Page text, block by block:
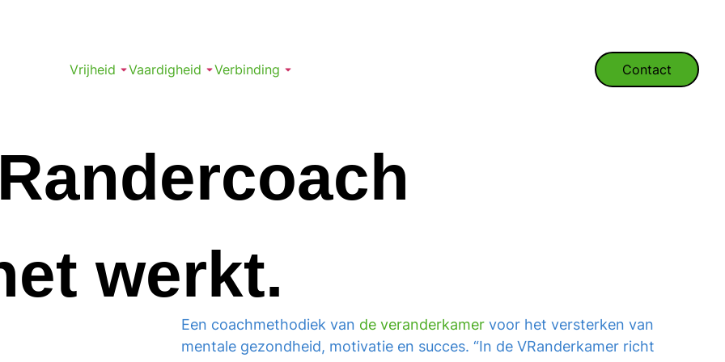
Vrijheid Vaardigheid Verbinding Contact
werkt.
Een coachmethodiek van de veranderkamer voor het versterken van
mentale gezondheid, motivatie en succes. “In de VRanderkamer richt